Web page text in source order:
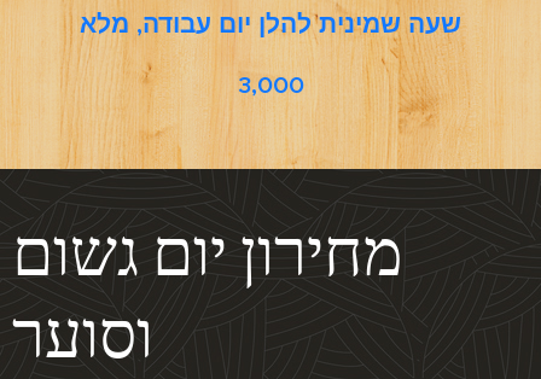
שעה שמינית להלן יום עבודה, מלא
3,000
מחירון יום גשום
וסוער